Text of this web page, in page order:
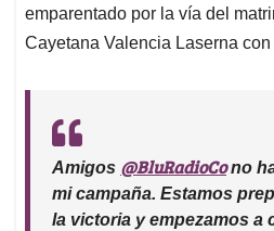
emparentado por la vía del
Cayetana Valencia Laserna
Amigos @BluRadioCono
mi campaña. Estamos
la victoria y empezamos a